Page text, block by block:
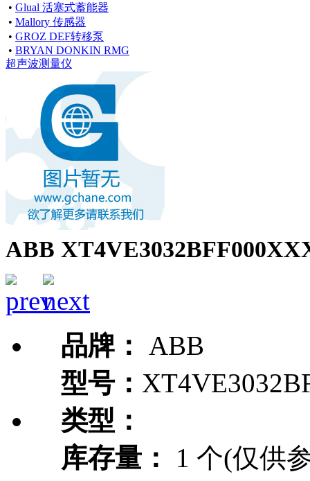
• Glual 活塞式蓄能器
• Mallory 传感器
• GROZ DEF转移泵
• BRYAN DONKIN RMG
超声波测量仪
ABB
品牌：
ABB
型号：
类型：
库存量：
1 个(仅供